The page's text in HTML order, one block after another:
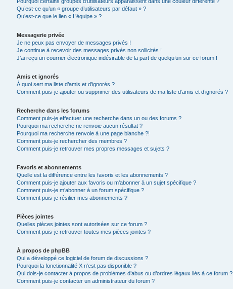
Qu’est-ce qu’un « groupe d’utilisateurs par défaut » ?
Qu’est-ce que le lien « L’équipe » ?
Messagerie privée
Je ne peux pas envoyer de messages privés !
Je continue à recevoir des messages privés non sollicités !
J’ai reçu un courrier électronique indésirable de la part de quelqu’un sur ce forum !
Amis et ignorés
À quoi sert ma liste d’amis et d’ignorés ?
Comment puis-je ajouter ou supprimer des utilisateurs de ma liste d’amis et d’ignorés ?
Recherche dans les forums
Comment puis-je effectuer une recherche dans un ou des forums ?
Pourquoi ma recherche ne renvoie aucun résultat ?
Pourquoi ma recherche renvoie à une page blanche ?!
Comment puis-je rechercher des membres ?
Comment puis-je retrouver mes propres messages et sujets ?
Favoris et abonnements
Quelle est la différence entre les favoris et les abonnements ?
Comment puis-je ajouter aux favoris ou m’abonner à un sujet spécifique ?
Comment puis-je m’abonner à un forum spécifique ?
Comment puis-je résilier mes abonnements ?
Pièces jointes
Quelles pièces jointes sont autorisées sur ce forum ?
Comment puis-je retrouver toutes mes pièces jointes ?
À propos de phpBB
Qui a développé ce logiciel de forum de discussions ?
Pourquoi la fonctionnalité X n’est pas disponible ?
Qui dois-je contacter à propos de problèmes d’abus ou d’ordres légaux liés à ce forum ?
Comment puis-je contacter un administrateur du forum ?